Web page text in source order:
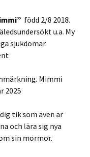
född 2/8 2018.
u.a. My
sjukdomar.
Mimmi
2025
tik som även är
och lära sig nya
sin mormor.